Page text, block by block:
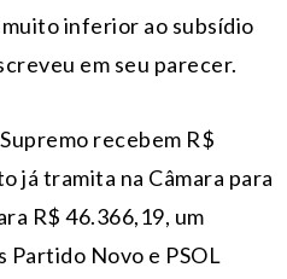
inferior ao subsídio
em seu parecer.
recebem R$
já tramita na Câmara para
R$ 46.366,19, um
Partido Novo e PSOL